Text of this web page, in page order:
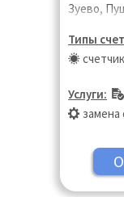
Зуево,
Щёлково,
Типы
Услуги:
замена